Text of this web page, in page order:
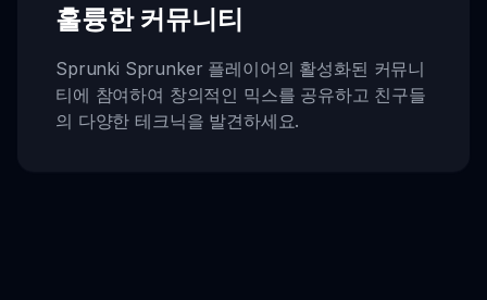
훌륭한 커뮤니티
Sprunki Sprunker 플레이어의 활성화된 커뮤니
티에 참여하여 창의적인 믹스를 공유하고 친구들
의 다양한 테크닉을 발견하세요.